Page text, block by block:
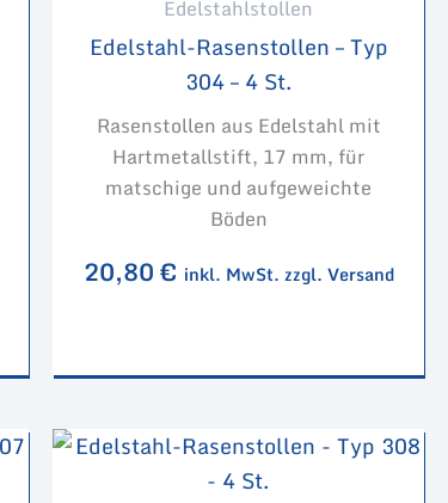
Edelstahlstollen
Edelstahl-Rasenstollen – Typ
304 – 4 St.
Rasenstollen aus Edelstahl mit
Hartmetallstift, 17 mm, für
matschige und aufgeweichte
Böden
20,80€ inkl. MwSt. zzgl. Versand